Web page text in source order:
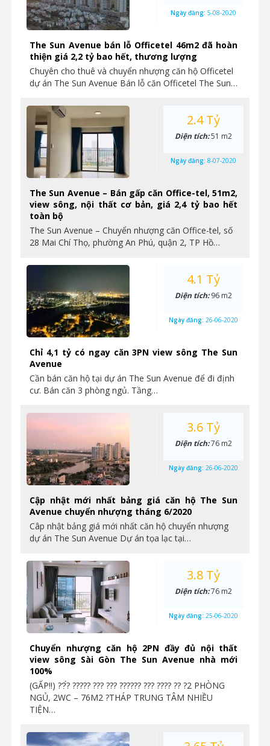
The Sun Avenue bán lỗ Officetel 46m2 đã hoàn
thiện giá 2,2 tỷ bao hết, thương lượng
Chuyên cho thuê và chuyển nhượng căn hộ Officetel
dự án The Sun Avenue Bán lỗ căn Officetel The Sun…
Ngày đăng: 5-08-2020
The Sun Avenue – Bán gấp căn Office-tel, 51m2,
view sông, nội thất cơ bản, giá 2,4 tỷ bao hết
toàn bộ
The Sun Avenue – Chuyển nhượng căn Office-tel, số
28 Mai Chí Thọ, phường An Phú, quận 2, TP Hồ…
2.4 Tỷ
Diện tích:51 m2
Ngày đăng: 8-07-2020
Chỉ 4,1 tỷ có ngay căn 3PN view sông The Sun
Avenue
Cần bán căn hộ tại dự án The Sun Avenue để đi định
cư. Bán căn 3 phòng ngủ. Tầng…
4.1 Tỷ
Diện tích:96 m2
Ngày đăng: 26-06-2020
Cập nhật mới nhất bảng giá căn hộ The Sun
Avenue chuyển nhượng tháng 6/2020
Câp nhật bảng giá mới nhất căn hộ chuyển nhượng
dự án The Sun Avenue Dự án tọa lạc tại…
3.6 Tỷ
Diện tích:76 m2
Ngày đăng: 26-06-2020
Chuyển nhượng căn hộ 2PN đầy đủ nội thất
view sông Sài Gòn The Sun Avenue nhà mới
100%
(GẤP‼️) ??́? ????? ??? ??? ?????? ??? ???? ?? ?2 PHÒNG
NGỦ, 2WC – 76M2 ?THÁP TRUNG TÂM NHIỀU
TIỆN…
3.8 Tỷ
Diện tích:76 m2
Ngày đăng: 25-06-2020